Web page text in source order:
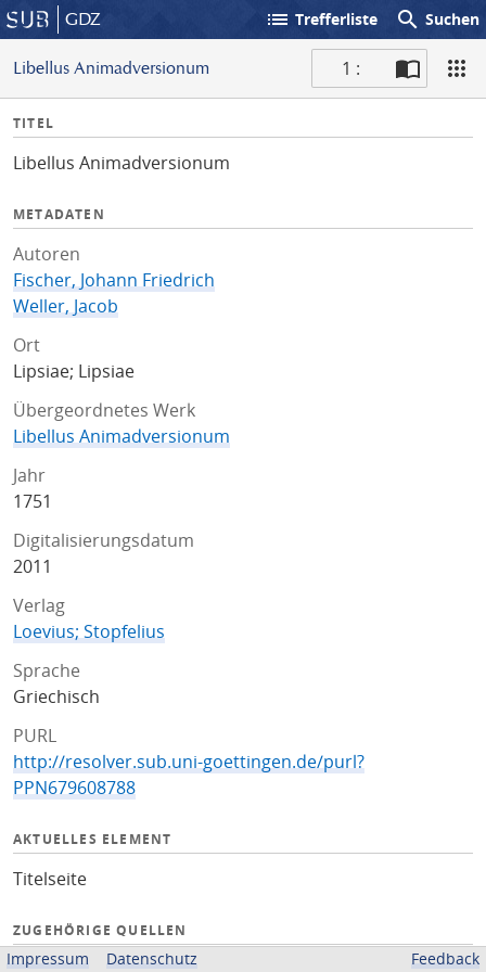
GDZ list Trefferliste search Suchen
Libellus Animadversionum 1 :
I
f
TITEL
Libellus Animadversionum
METADATEN
Autoren
Fischer, Johann Friedrich
Weller, Jacob
Ort
Lipsiae; Lipsiae
Übergeordnetes Werk
Libellus Animadversionum
Jahr
1751
Digitalisierungsdatum
2011
Verlag
Loevius; Stopfelius
Sprache
Griechisch
PURL
http://resolver.sub.uni-goettingen.de/purl?
PPN679608788
AKTUELLES ELEMENT
Titelseite
ZUGEHÖRIGE QUELLEN
Impressum Datenschutz Feedback